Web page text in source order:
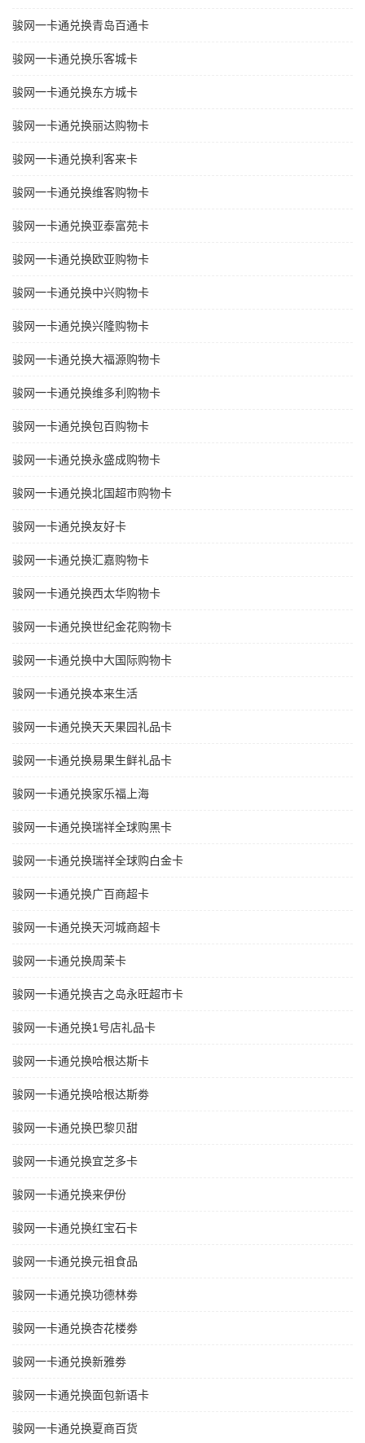
骏网一卡通兑换青岛百通卡
骏网一卡通兑换乐客城卡
骏网一卡通兑换东方城卡
骏网一卡通兑换丽达购物卡
骏网一卡通兑换利客来卡
骏网一卡通兑换维客购物卡
骏网一卡通兑换亚泰富苑卡
骏网一卡通兑换欧亚购物卡
骏网一卡通兑换中兴购物卡
骏网一卡通兑换兴隆购物卡
骏网一卡通兑换大福源购物卡
骏网一卡通兑换维多利购物卡
骏网一卡通兑换包百购物卡
骏网一卡通兑换永盛成购物卡
骏网一卡通兑换北国超市购物卡
骏网一卡通兑换友好卡
骏网一卡通兑换汇嘉购物卡
骏网一卡通兑换西太华购物卡
骏网一卡通兑换世纪金花购物卡
骏网一卡通兑换中大国际购物卡
骏网一卡通兑换本来生活
骏网一卡通兑换天天果园礼品卡
骏网一卡通兑换易果生鲜礼品卡
骏网一卡通兑换家乐福上海
骏网一卡通兑换瑞祥全球购黑卡
骏网一卡通兑换瑞祥全球购白金卡
骏网一卡通兑换广百商超卡
骏网一卡通兑换天河城商超卡
骏网一卡通兑换周茉卡
骏网一卡通兑换吉之岛永旺超市卡
骏网一卡通兑换1号店礼品卡
骏网一卡通兑换哈根达斯卡
骏网一卡通兑换哈根达斯劵
骏网一卡通兑换巴黎贝甜
骏网一卡通兑换宜芝多卡
骏网一卡通兑换来伊份
骏网一卡通兑换红宝石卡
骏网一卡通兑换元祖食品
骏网一卡通兑换功德林劵
骏网一卡通兑换杏花楼劵
骏网一卡通兑换新雅劵
骏网一卡通兑换面包新语卡
骏网一卡通兑换夏商百货